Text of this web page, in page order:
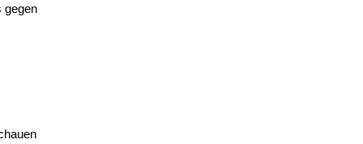
gegen